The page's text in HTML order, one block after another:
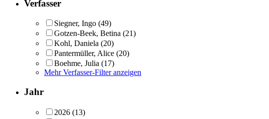
Verfasser
Siegner, Ingo (49)
Gotzen-Beek, Betina (21)
Kohl, Daniela (20)
Pantermüller, Alice (20)
Boehme, Julia (17)
Mehr Verfasser-Filter anzeigen
Jahr
2026 (13)